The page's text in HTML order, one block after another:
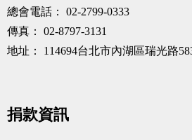
總會電話：
02-2799-0333
傳真：
02-8797-3131
地址：
114694台北市內湖區瑞光路
捐款資訊